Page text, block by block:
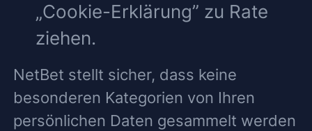
„Cookie-Erklärung” zu Rate
ziehen.
NetBet stellt sicher, dass keine
besonderen Kategorien von Ihren
persönlichen Daten gesammelt werden